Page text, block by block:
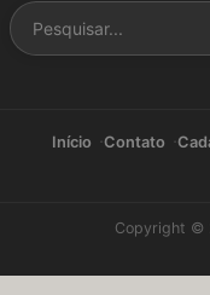
Pesquisar por:
Início Contato
Copyright ©